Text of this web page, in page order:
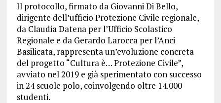
Il protocollo, firmato da Giovanni Di Bello,
dirigente dell’ufficio Protezione Civile regionale,
da Claudia Datena per l’Ufficio Scolastico
Regionale e da Gerardo Larocca per l’Anci
Basilicata, rappresenta un’evoluzione concreta
del progetto “Cultura è… Protezione Civile”,
avviato nel 2019 e già sperimentato con successo
in 24 scuole polo, coinvolgendo oltre 14.000
studenti.